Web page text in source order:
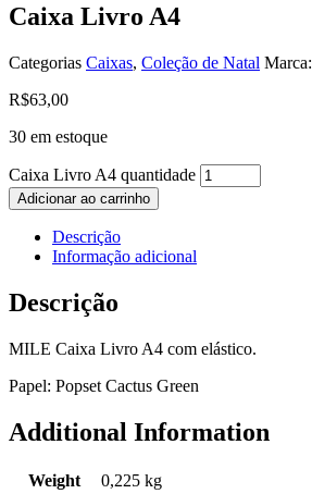
Caixa Livro A4
Categorias Caixas, Coleção de Natal Marca:
R$63,00
30 em estoque
Caixa Livro A4 quantidade
Adicionar ao carrinho
Descrição
Informação adicional
Descrição
MILE Caixa Livro A4 com elástico.
Papel: Popset Cactus Green
Additional Information
Weight
0,225 kg